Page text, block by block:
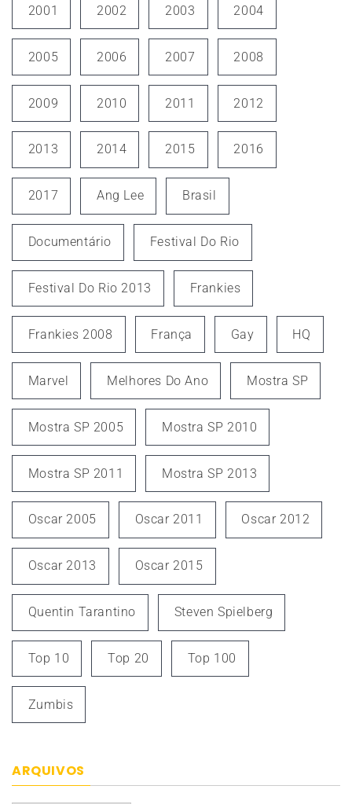
2001 2002 2003 2004
2005 2006 2007 2008
2009 2010 2011 2012
2013 2014 2015 2016
2017 Ang Lee Brasil
Documentário Festival Do Rio
Festival Do Rio 2013 Frankies
Frankies 2008 França Gay HQ
Marvel Melhores Do Ano Mostra SP
Mostra SP 2005 Mostra SP 2010
Mostra SP 2011 Mostra SP 2013
Oscar 2005 Oscar 2011 Oscar 2012
Oscar 2013 Oscar 2015
Quentin Tarantino Steven Spielberg
Top 10 Top 20 Top 100
Zumbis
ARQUIVOS